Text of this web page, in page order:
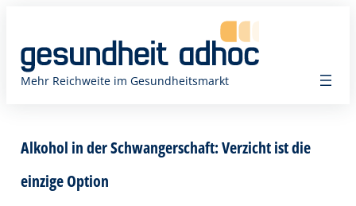
springen
Mehr Reichweite im Gesundheitsmarkt
Alkohol in der Schwangerschaft: Verzicht ist die
einzige Option